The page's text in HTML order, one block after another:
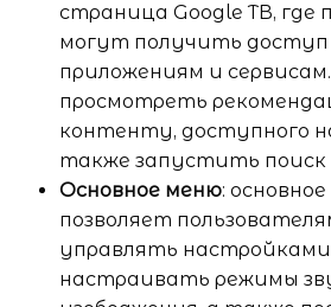
страница Google ТВ, где
могут получить доступ
приложениям и
просмотреть
контенту, доступного
также запустить
Основное меню:
позволяет
управлять
настраивать режимы